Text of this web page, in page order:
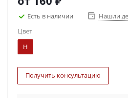
Есть в наличии
Нашли
Цвет
Н
Получить консультацию